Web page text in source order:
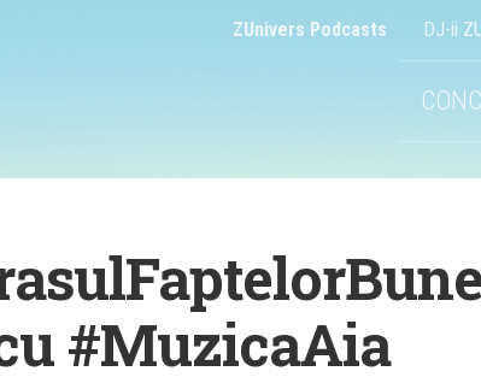
ZUnivers Podcasts DJ-ii
#MuzicaAia